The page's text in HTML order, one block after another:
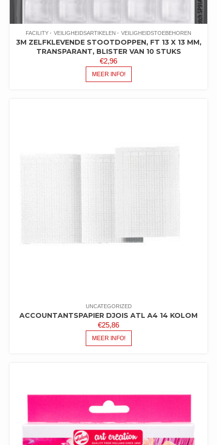
FACILITY VEILIGHEIDSARTIKELEN VEILIGHEIDSTOEBEHOREN
3M ZELFKLEVENDE STOOTDOPPEN, FT 13 X 13 MM,
TRANSPARANT, BLISTER VAN 10 STUKS
€2,96
MEER INFO!
UNCATEGORIZED
ACCOUNTANTSPAPIER DJOIS ATL A4 14 KOLOM
€25,86
MEER INFO!